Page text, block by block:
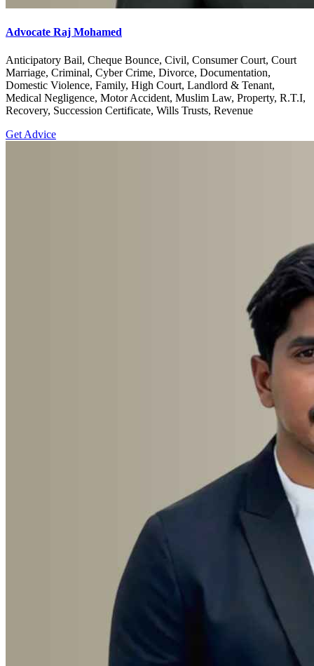
Advocate Raj Mohamed
Anticipatory Bail, Cheque Bounce, Civil, Consumer Court, Court
Marriage, Criminal, Cyber Crime, Divorce, Documentation,
Domestic Violence, Family, High Court, Landlord & Tenant,
Medical Negligence, Motor Accident, Muslim Law, Property, R.T.I,
Recovery, Succession Certificate, Wills Trusts, Revenue
Get Advice